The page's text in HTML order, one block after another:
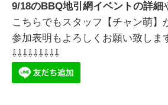
9/18のBBQ地引網イベントの詳細
こちらでもスタッフ【チャン萌】
参加表明もよろしくお願い致しま
⇩⇩⇩⇩⇩⇩⇩⇩⇩